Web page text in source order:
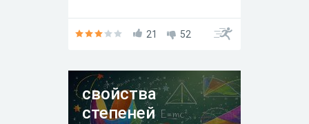
21 52
свойства
степеней